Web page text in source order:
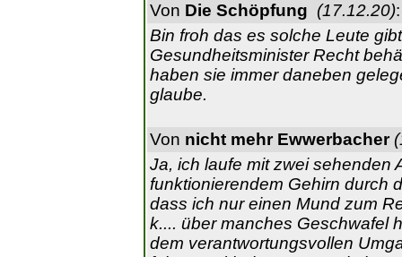
Von Die Schöpfung (17.12.20):
Bin froh das es solche Leute
Gesundheitsminister Recht
haben sie immer daneben
glaube.
Von nicht mehr Ewwerbacher
Ja, ich laufe mit zwei sehenden
funktionierendem Gehirn durch
dass ich nur einen Mund zum
k.... über manches Geschwafel
dem verantwortungsvollen